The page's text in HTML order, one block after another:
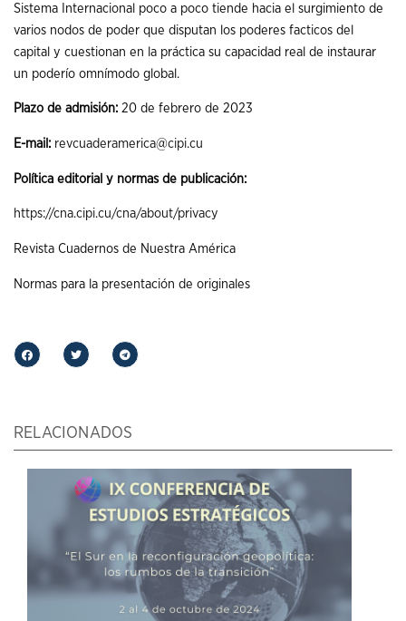
Sistema Internacional poco a poco tiende hacia el surgimiento de
varios nodos de poder que disputan los poderes facticos del
capital y cuestionan en la práctica su capacidad real de instaurar
un poderío omnímodo global.
Plazo de admisión: 20 de febrero de 2023
E-mail: revcuaderamerica@cipi.cu
Política editorial y normas de publicación:
https://cna.cipi.cu/cna/about/privacy
Revista Cuadernos de Nuestra América
Normas para la presentación de originales
RELACIONADOS